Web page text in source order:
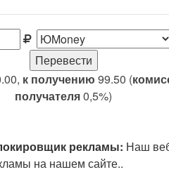
к получению 99.50 (
получателя0,5%)
рекламы: Наш
на нашем сайте..